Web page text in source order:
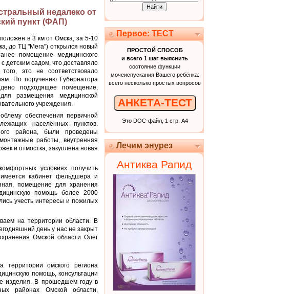
недалеко от
пункт (ФАП)
в 3 км от Омска, за 5-10
до ТЦ "Мега") открылся новый
помещение медицинского
детским садом, что доставляло
это не соответствовало
По поручению Губернатора
подходящее помещение,
для размещения медицинской
учреждения.
обеспечения первичной
населённых пунктов.
района, были проведены
работы, внутренняя
и отмостка, закуплена новая
условиях получить
кабинет фельдшера и
помещение для хранения
помощь более 2000
учесть интересы и пожилых
на территории области. В
день у нас не закрыт
Омской области Олег
территории омского региона
помощь, консультации
изделия. В прошедшем году в
районах Омской области,
Первое: ТЕСТ
ПРОСТОЙ СПОСОБ
и всего 1 шаг выяснить
состояние функции
мочеиспускания Вашего ребёнка:
всего несколько простых вопросов
АНКЕТА-ТЕСТ
Это DOC-файл, 1 стр. А4
Лечим энурез
Антиква Рапид